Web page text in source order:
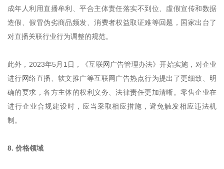
成年人利用直播牟利、平合主体责任落实不到位、虛假宣传和数据
造假、假冒伪劣商品频发、消费者权益取证难等回题，国家出台了
对直播关联行业行为调整的规范。
此外，2023年5月1日，《互联网广告管理办法》开始实施，对企业
进行网络直播、软文推广等互联网广告热点行为提出了更细致、明
确的要求，各方主体的权利义务、法律责任更加清晰。零售企业在
进行企业合规建设时，应当采取相应措施，避免触发相应违法机
制。
8. 价格领域